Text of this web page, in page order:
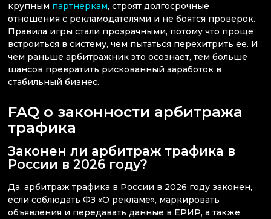
крупным партнеркам, строят долгосрочные
отношения с рекламодателями и не боятся проверок.
Правила игры стали прозрачными, потому что проще
встроиться в систему, чем пытаться перехитрить ее. И
чем раньше арбитражник это осознает, тем больше
шансов превратить рискованный заработок в
стабильный бизнес.
FAQ о законности арбитража
трафика
Законен ли арбитраж трафика в
России в 2026 году?
Да, арбитраж трафика в России в 2026 году законен,
если соблюдать ФЗ «О рекламе», маркировать
объявления и передавать данные в ЕРИР, а также